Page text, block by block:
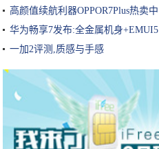
高颜值续航利器OPPOR7Plus热卖中
华为畅享7发布:全金属机身+EMUI5
一加2评测,质感与手感